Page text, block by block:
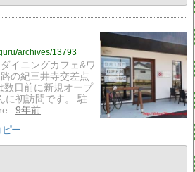
archives/13793
イニングカフェ&ワ
の紀三井寺交差点
数日前に新規オープ
に初訪問です。 駐
9年前
ー